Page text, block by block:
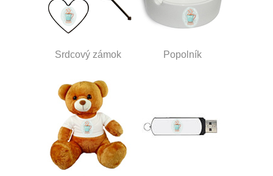
Srdcový zámok Popolník